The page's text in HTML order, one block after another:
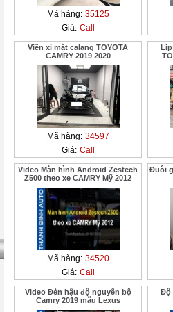
Mã hàng: 35125
Giá: Call
Viền xi mặt calang TOYOTA
CAMRY 2019 2020
Mã hàng: 34597
Giá: Call
Video Màn hình Android Zestech
Z500 theo xe CAMRY Mỹ 2012
Mã hàng: 34520
Giá: Call
Đuôi
Video Đèn hậu độ nguyên bộ
Camry 2019 mẫu Lexus
Độ